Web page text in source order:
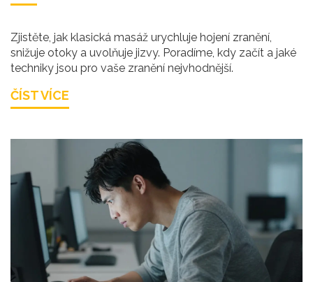
Zjistěte, jak klasická masáž urychluje hojení zranění,
snižuje otoky a uvolňuje jizvy. Poradíme, kdy začít a jaké
techniky jsou pro vaše zranění nejvhodnější.
ČÍST VÍCE